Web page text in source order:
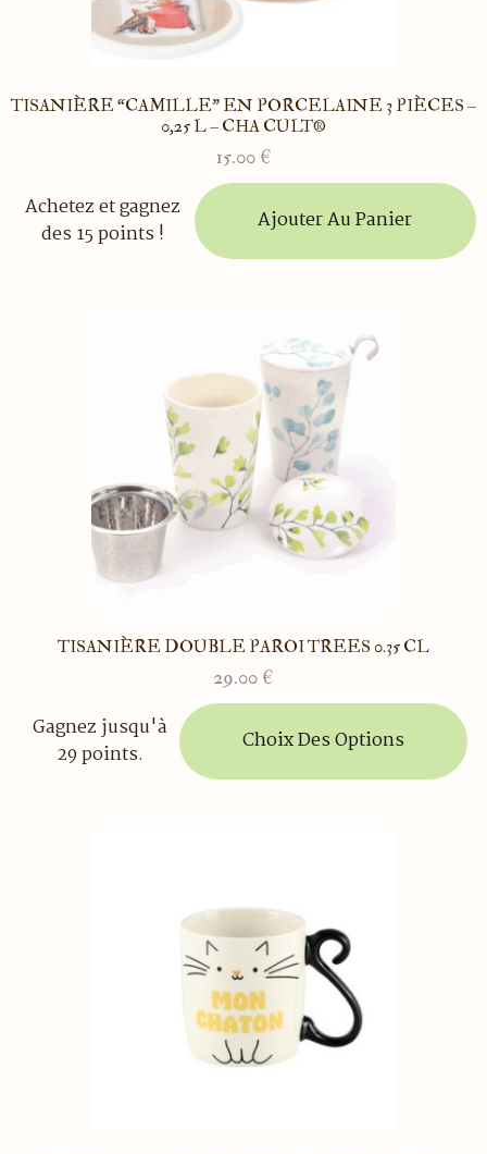
TISANIÈRE “CAMILLE” EN PORCELAINE 3 PIÈCES –
0,25 L – CHA CULT®
15.00 €
Achetez et gagnez
des 15 points !
Ajouter Au Panier
TISANIÈRE DOUBLE PAROI TREES 0.35 CL
29.00 €
Gagnez jusqu'à
29 points.
Choix Des Options
Ce
produit